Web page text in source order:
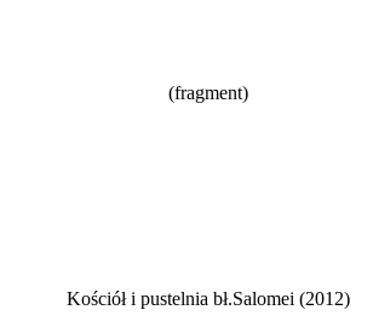
(fragment)
Kościół i pustelnia bł.Salomei (2012)